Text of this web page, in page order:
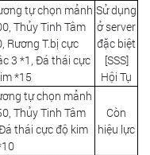
tự chọn mảnh
Thủy Tinh Tâm
Rương T.bị cực
3 *1, Đá thái cực
*15
Sử dụng
ở server
đặc biệt
[SSS]
Hội Tụ
tự chọn mảnh
Thủy Tinh Tâm
thái cực độ kim
Còn
hiệu lực